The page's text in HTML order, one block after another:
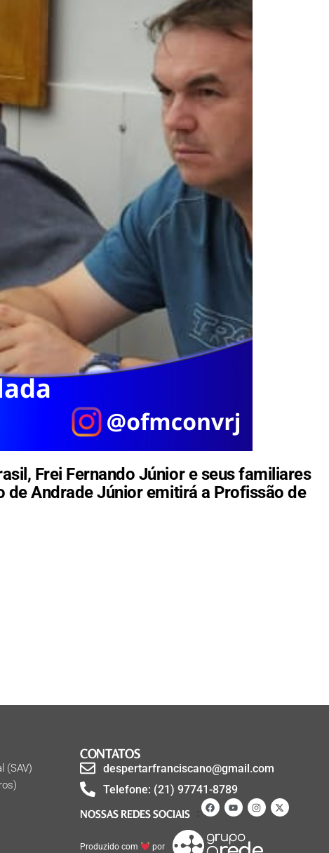
Frei Fernando Júnior e seus familiares
de Andrade Júnior emitirá a Profissão de
(SAV)
CONTATOS
despertarfranciscano@gmail.com
Telefone: (21) 97741-8789
NOSSAS REDES SOCIAIS
Produzido com por